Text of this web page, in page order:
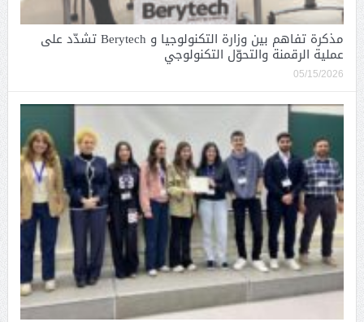
مذكرة تفاهم بين وزارة التكنولوجيا و Berytech تشدّد على
عملية الرقمنة والتحوّل التكنولوجي
05/15/2026